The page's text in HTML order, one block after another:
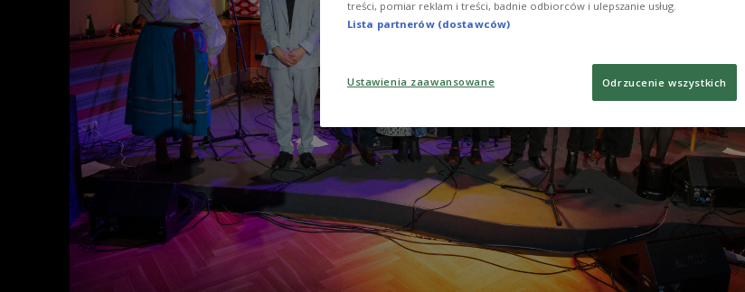
treści, pomiar reklam i treści, badnie odbiorców i ulepszanie usług.
Lista partnerów (dostawców)
Ustawienia zaawansowane Odrzucenie wszystkich